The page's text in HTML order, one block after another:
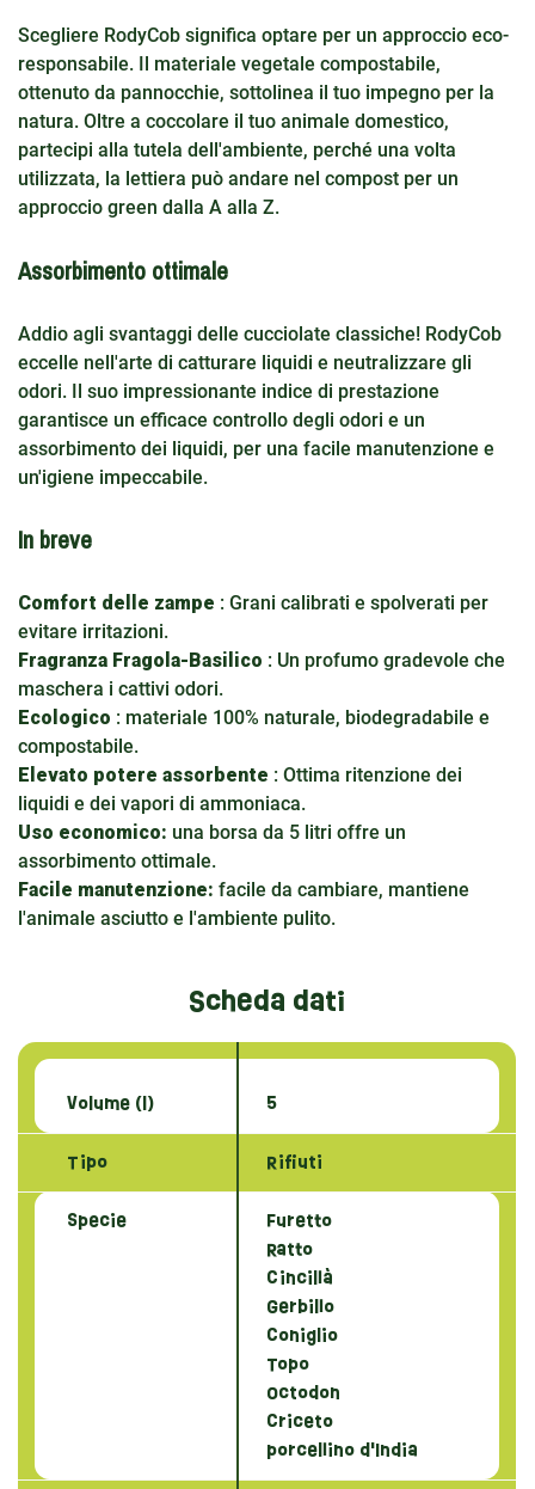
Scegliere RodyCob significa optare per un approccio eco-
responsabile. Il materiale vegetale compostabile,
ottenuto da pannocchie, sottolinea il tuo impegno per la
natura. Oltre a coccolare il tuo animale domestico,
partecipi alla tutela dell'ambiente, perché una volta
utilizzata, la lettiera può andare nel compost per un
approccio green dalla A alla Z.
Assorbimento ottimale
Addio agli svantaggi delle cucciolate classiche! RodyCob
eccelle nell'arte di catturare liquidi e neutralizzare gli
odori. Il suo impressionante indice di prestazione
garantisce un efficace controllo degli odori e un
assorbimento dei liquidi, per una facile manutenzione e
un'igiene impeccabile.
In breve
Comfort delle zampe : Grani calibrati e spolverati per
evitare irritazioni.
Fragranza Fragola-Basilico : Un profumo gradevole che
maschera i cattivi odori.
Ecologico : materiale 100% naturale, biodegradabile e
compostabile.
Elevato potere assorbente : Ottima ritenzione dei
liquidi e dei vapori di ammoniaca.
Uso economico: una borsa da 5 litri offre un
assorbimento ottimale.
Facile manutenzione: facile da cambiare, mantiene
l'animale asciutto e l'ambiente pulito.
Scheda dati
Volume (l) 5
Tipo Rifiuti
Specie
Furetto
Ratto
Cincillà
Gerbillo
Coniglio
Topo
Octodon
Criceto
porcellino d'India